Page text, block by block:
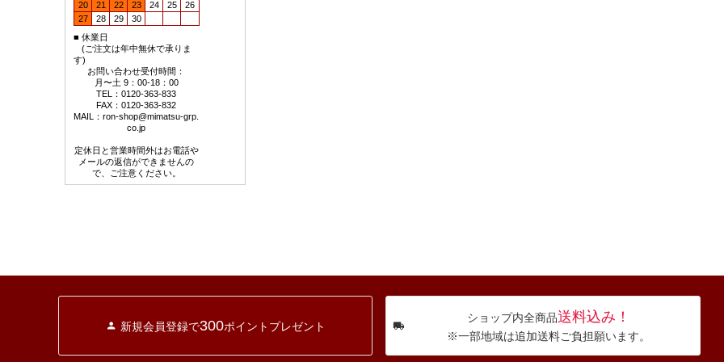
20
21 22 23 24 25
26
27
28 29
30
■ 休業日
(ご注文は年中無休で承りま
す)
お問い合わせ受付時間：
月〜土 9：00-18：00
TEL：0120-363-833
FAX：0120-363-832
MAIL： ron-shop@mimatsu-grp.
co.jp
定休日と営業時間外はお電話や
メールの返信ができませんの
で、ご注意ください。
新規会員登録で300ポイントプレゼント
ショップ内全商品送料込み！
※一部地域は追加送料ご負担願います。